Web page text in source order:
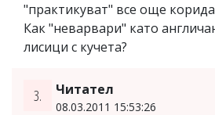
"практикуват" все още
Как "неварвари" като
лисици с кучета?
3. Читател
08.03.2011 15:53:26